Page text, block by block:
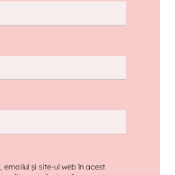
emailul și site-ul web în acest